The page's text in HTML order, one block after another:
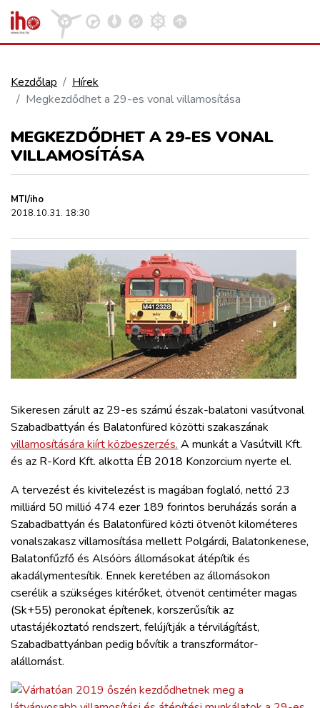
VASÚT
KÖZÚT
REPÜLÉS
KÖZLEKEDÉSFEJLESZTÉS
ELLÁTÁSI LÁNC
ZÖLDÚT
HAJÓZÁS
BLOG
ARCHÍVUM
WEBSHOP
BELÉPÉS
REGISZTRÁCIÓ
Kosár megtekintése
Kezdőlap
Hírek
Megkezdődhet a 29-es vonal villamosítása
MEGKEZDŐDHET A 29-ES VONAL
VILLAMOSÍTÁSA
MTI/iho
2018.10.31. 18:30
Sikeresen zárult az 29-es számú észak-balatoni vasútvonal
Szabadbattyán és Balatonfüred közötti szakaszának
villamosítására kiírt közbeszerzés. A munkát a Vasútvill Kft.
és az R-Kord Kft. alkotta ÉB 2018 Konzorcium nyerte el.
A tervezést és kivitelezést is magában foglaló, nettó 23
milliárd 50 millió 474 ezer 189 forintos beruházás során a
Szabadbattyán és Balatonfüred közti ötvenöt kilométeres
vonalszakasz villamosítása mellett Polgárdi, Balatonkenese,
Balatonfűzfő és Alsóörs állomásokat átépítik és
akadálymentesítik. Ennek keretében az állomásokon
cserélik a szükséges kitérőket, ötvenöt centiméter magas
(Sk+55) peronokat építenek, korszerűsítik az
utastájékoztató rendszert, felújítják a térvilágítást,
Szabadbattyánban pedig bővítik a transzformátor-
alállomást.